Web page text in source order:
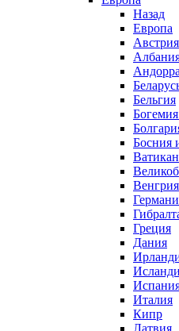
Назад
Европа
Австрия
Андорра
Бельгия
Босния
Ватикан
Венгрия
Греция
Дания
Италия
Кипр
Латвия